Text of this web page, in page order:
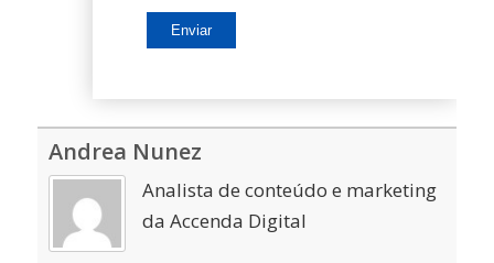
Andrea Nunez
Analista de conteúdo e marketing
da Accenda Digital